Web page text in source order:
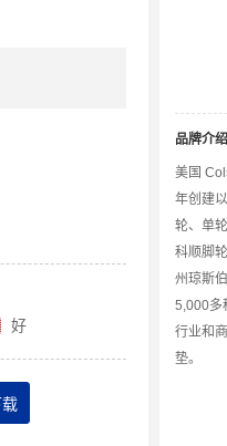
好
品牌介绍
美国
年创建
轮、单
科顺脚
州琼斯
5,000多
行业和
垫。